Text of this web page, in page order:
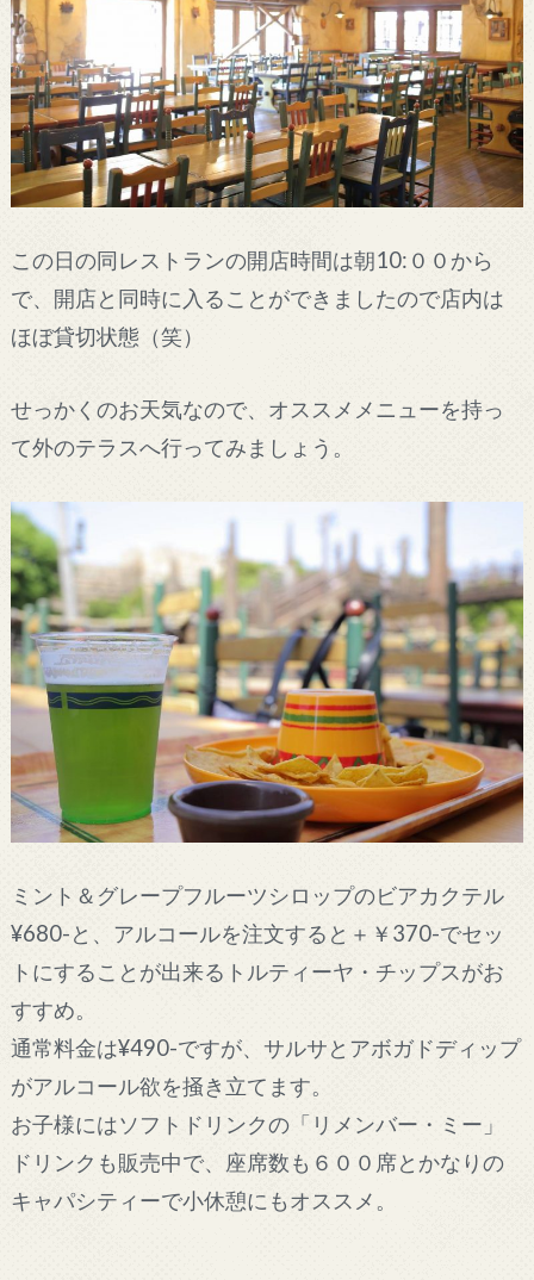
この日の同レストランの開店時間は朝10:００から
で、開店と同時に入ることができましたので店内は
ほぼ貸切状態（笑）
せっかくのお天気なので、オススメメニューを持っ
て外のテラスへ行ってみましょう。
ミント＆グレープフルーツシロップのビアカクテル
¥680-と、アルコールを注文すると＋￥370-でセッ
トにすることが出来るトルティーヤ・チップスがお
すすめ。
通常料金は¥490-ですが、サルサとアボガドディップ
がアルコール欲を掻き立てます。
お子様にはソフトドリンクの「リメンバー・ミー」
ドリンクも販売中で、座席数も６００席とかなりの
キャパシティーで小休憩にもオススメ。